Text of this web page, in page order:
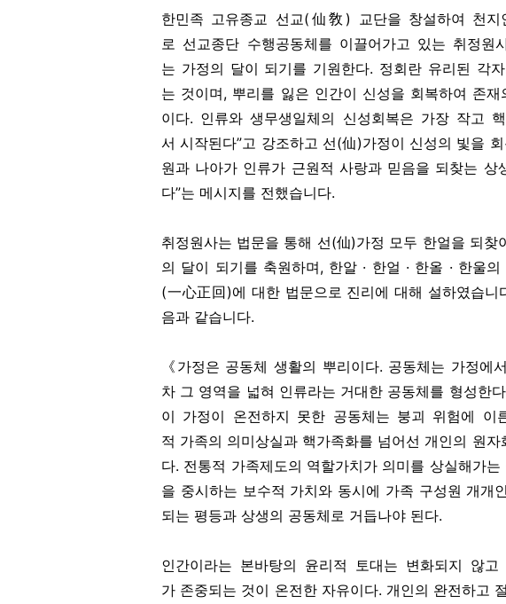
한민족 고유종교 선교(仙敎) 교단을 창설하여 천지
로 선교종단 수행공동체를 이끌어가고 있는 취정원
는 가정의 달이 되기를 기원한다. 정회란 유리된 각
는 것이며, 뿌리를 잃은 인간이 신성을 회복하여 존
이다. 인류와 생무생일체의 신성회복은 가장 작고
서 시작된다”고 강조하고 선(仙)가정이 신성의 빛을
원과 나아가 인류가 근원적 사랑과 믿음을 되찾는 상
다”는 메시지를 전했습니다.
취정원사는 법문을 통해 선(仙)가정 모두 한얼을 되찾
의 달이 되기를 축원하며, 한알 · 한얼 · 한올 · 한울
(一心正回)에 대한 법문으로 진리에 대해 설하였습니
음과 같습니다.
《가정은 공동체 생활의 뿌리이다. 공동체는 가정에
차 그 영역을 넓혀 인류라는 거대한 공동체를 형성한
이 가정이 온전하지 못한 공동체는 붕괴 위험에 이
적 가족의 의미상실과 핵가족화를 넘어선 개인의 원
다. 전통적 가족제도의 역할가치가 의미를 상실해가
을 중시하는 보수적 가치와 동시에 가족 구성원 개개
되는 평등과 상생의 공동체로 거듭나야 된다.
인간이라는 본바탕의 윤리적 토대는 변화되지 않고
가 존중되는 것이 온전한 자유이다. 개인의 완전하고